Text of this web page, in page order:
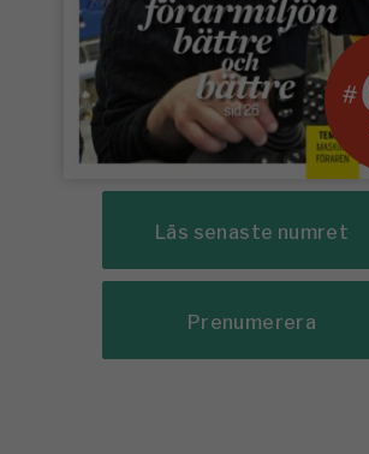
#
Läs senaste numret
Prenumerera